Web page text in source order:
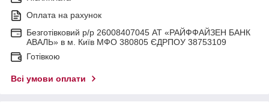
Оплата на рахунок
Безготівковий р/р 26008407045 АТ «РАЙФФАЙЗЕН БАНК
АВАЛЬ» в м. Київ МФО 380805 ЄДРПОУ 38753109
Готівкою
Всі умови оплати